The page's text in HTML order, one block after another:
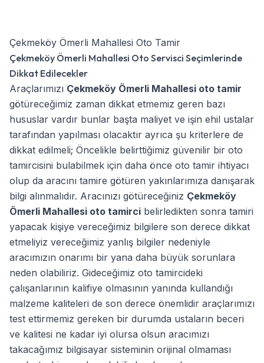
Çekmeköy Ömerli Mahallesi Oto Tamir
Çekmeköy Ömerli Mahallesi Oto Servisci Seçimlerinde
Dikkat Edilecekler
Araçlarımızı Çekmeköy Ömerli Mahallesi oto tamir
götüreceğimiz zaman dikkat etmemiz geren bazı
hususlar vardır bunlar başta maliyet ve işin ehil ustalar
tarafından yapılması olacaktır ayrıca şu kriterlere de
dikkat edilmeli; Öncelikle belirttiğimiz güvenilir bir oto
tamircisini bulabilmek için daha önce oto tamir ihtiyacı
olup da aracını tamire götüren yakınlarımıza danışarak
bilgi alınmalıdır. Aracınızı götüreceğiniz Çekmeköy
Ömerli Mahallesi oto tamirci belirledikten sonra tamiri
yapacak kişiye vereceğimiz bilgilere son derece dikkat
etmeliyiz vereceğimiz yanlış bilgiler nedeniyle
aracımızın onarımı bir yana daha büyük sorunlara
neden olabiliriz. Gideceğimiz oto tamircideki
çalışanlarının kalifiye olmasının yanında kullandığı
malzeme kaliteleri de son derece önemlidir araçlarımızı
test ettirmemiz gereken bir durumda ustaların beceri
ve kalitesi ne kadar iyi olursa olsun aracımızı
takacağımız bilgisayar sisteminin orijinal olmaması